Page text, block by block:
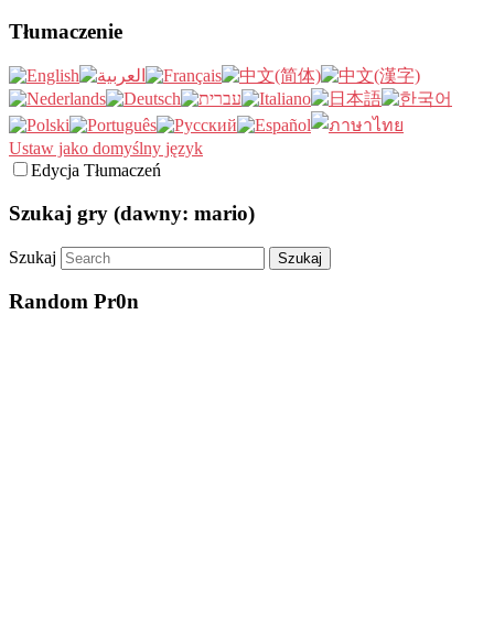
Tłumaczenie
Ustaw jako domyślny język
Edycja Tłumaczeń
Szukaj gry (dawny: mario)
Szukaj
Random Pr0n